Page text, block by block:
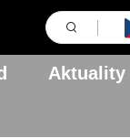
Aktuality